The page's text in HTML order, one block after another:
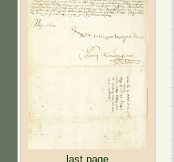
last page